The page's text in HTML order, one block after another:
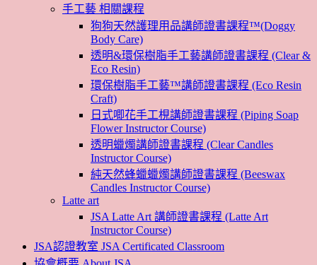
手工藝 相關課程
狗狗天然護理用品講師證書課程™(Doggy
Body Care)
透明&環保樹脂手工藝講師證書課程 (Clear &
Eco Resin)
環保樹脂手工藝™講師證書課程 (Eco Resin
Craft)
日式唧花手工梘講師證書課程 (Piping Soap
Flower Instructor Course)
透明蠟燭講師證書課程 (Clear Candles
Instructor Course)
純天然蜂蠟蠟燭講師證書課程 (Beeswax
Candles Instructor Course)
Latte art
JSA Latte Art 講師證書課程 (Latte Art
Instructor Course)
JSA認證教室 JSA Certificated Classroom